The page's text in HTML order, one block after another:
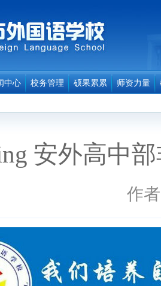
中心 校务管理 硕果累累 师资力量
安外高中
作